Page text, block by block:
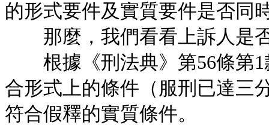
的形式要件及實質要件是否同
那麼，我們看看上訴人是
根據《刑法典》第56條第1
合形式上的條件（服刑已達三
符合假釋的實質條件。